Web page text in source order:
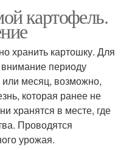
Ям для хранения
картофель.
хранить картошку. Для
периоду
месяц, возможно,
которая ранее не
хранятся в месте, где
Проводятся
урожая.